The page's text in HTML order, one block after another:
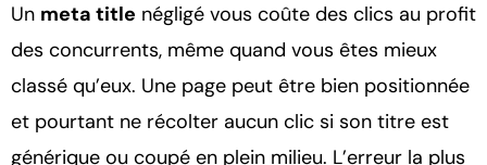
Un meta title négligé vous coûte des clics au profit
des concurrents, même quand vous êtes mieux
classé qu’eux. Une page peut être bien positionnée
et pourtant ne récolter aucun clic si son titre est
générique ou coupé en plein milieu. L’erreur la plus